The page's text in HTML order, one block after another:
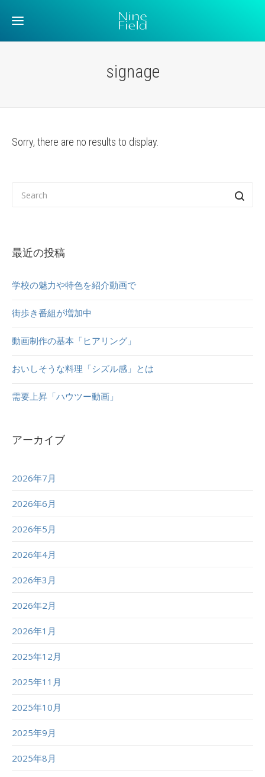
signage
Sorry, there are no results to display.
最近の投稿
学校の魅力や特色を紹介動画で
街歩き番組が増加中
動画制作の基本「ヒアリング」
おいしそうな料理「シズル感」とは
需要上昇「ハウツー動画」
アーカイブ
2026年7月
2026年6月
2026年5月
2026年4月
2026年3月
2026年2月
2026年1月
2025年12月
2025年11月
2025年10月
2025年9月
2025年8月